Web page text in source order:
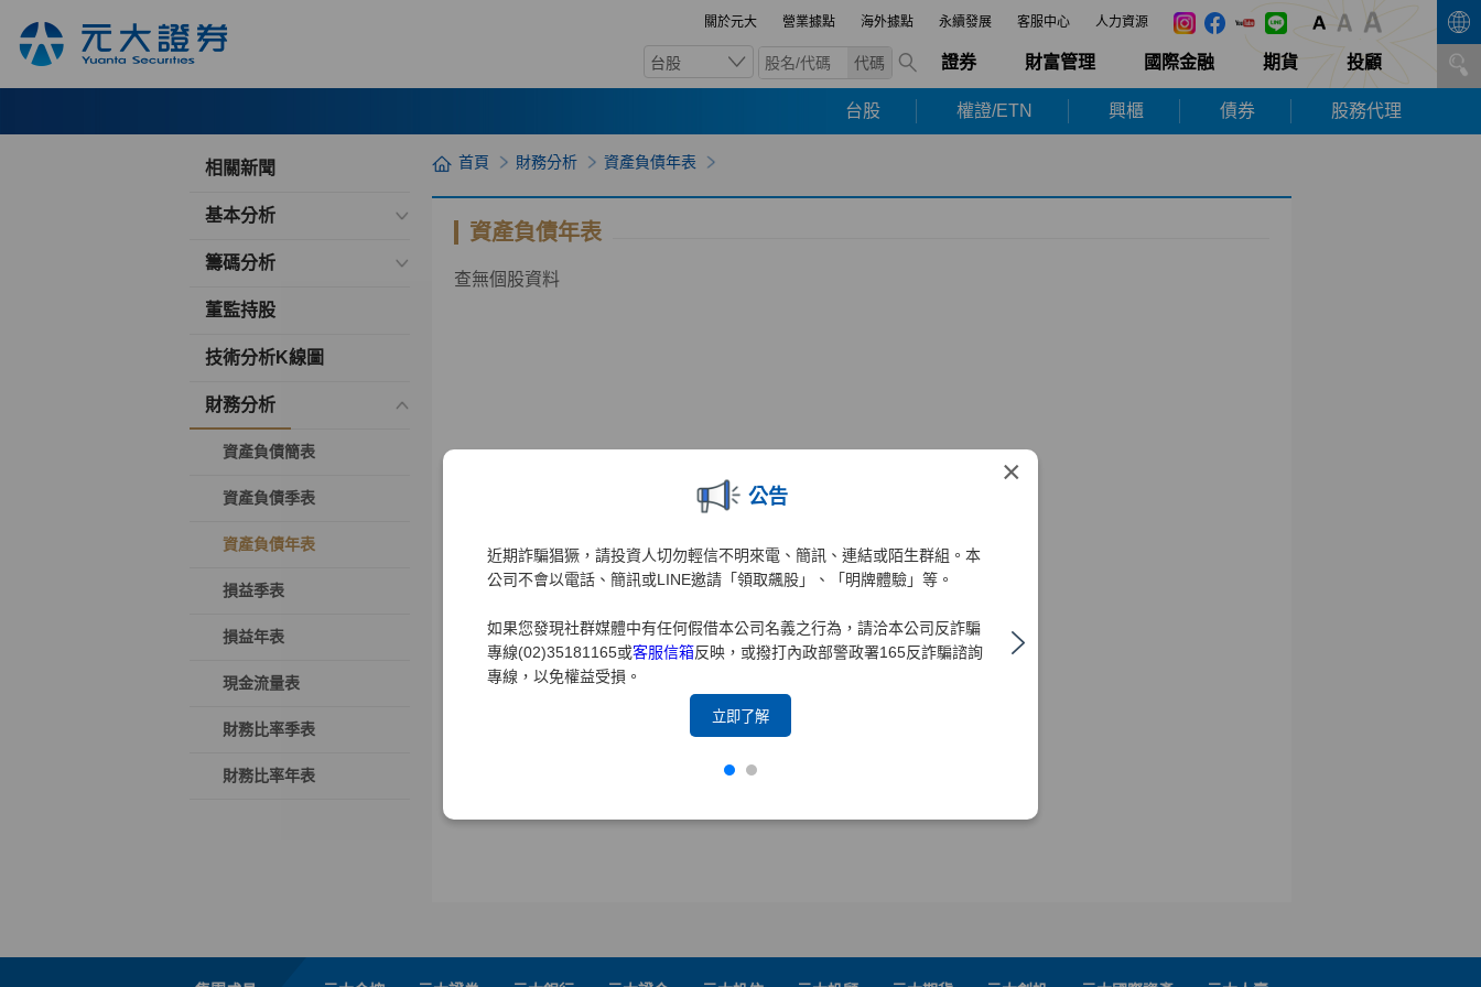
關於元大 營業據點 海外據點 永續發展 客服中心 人力資源
台股 代碼 證券 財富管理 國際金融 期貨 投顧
台股 權證/ETN 興櫃 債券 股務代理
×
公告
近期詐騙猖獗，請投資人切勿輕信不明來電、簡訊、連結或陌生群組。本
公司不會以電話、簡訊或LINE邀請「領取飆股」、「明牌體驗」等。
如果您發現社群媒體中有任何假借本公司名義之行為，請洽本公司反詐騙
專線(02)35181165或客服信箱反映，或撥打內政部警政署165反詐騙諮詢
專線，以免權益受損。
立即了解
相關新聞
基本分析
籌碼分析
董監持股
技術分析K線圖
財務分析
資產負債簡表
資產負債季表
資產負債年表
損益季表
損益年表
現金流量表
財務比率季表
財務比率年表
首頁 財務分析 資產負債年表
資產負債年表
查無個股資料